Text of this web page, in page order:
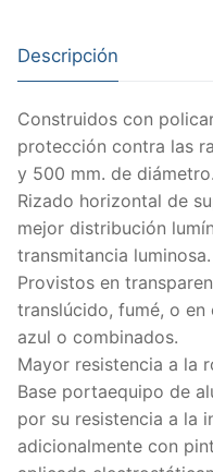
Descripción
Construidos con
protección contra las
y 500 mm. de diámetro.
Rizado horizontal de
mejor distribución
transmitancia luminosa.
Provistos en
translúcido, fumé, o
azul o combinados.
Mayor resistencia a la
Base portaequipo de
por su resistencia a la
adicionalmente con